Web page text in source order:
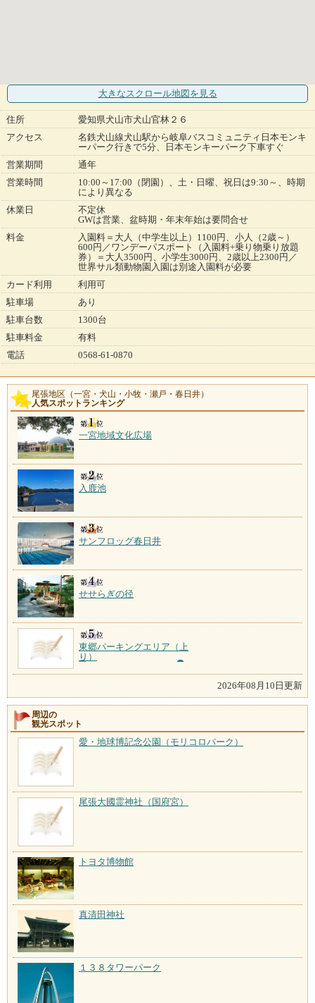
大きなスクロール地図 を見る
住所
愛知県犬山市犬山官林２６
アクセス
名鉄犬山線犬山駅から岐阜バスコミュニティ日本モンキ
ーパーク行きで5分、日本モンキーパーク下車すぐ
営業期間
通年
営業時間
10:00～17:00（閉園）、土・日曜、祝日は9:30～、時期
により異なる
休業日
不定休
GWは営業、盆時期・年末年始は要問合せ
料金
入園料＝大人（中学生以上）1100円、小人（2歳～）
600円／ワンデーパスポート（入園料+乗り物乗り放題
券）＝大人3500円、小学生3000円、2歳以上2300円／
世界サル類動物園入園は別途入園料が必要
カード利用
利用可
駐車場
あり
駐車台数
1300台
駐車料金
有料
電話
0568-61-0870
尾張地区（一宮・犬山・小牧・瀬戸・春日井）
人気スポットランキング
一宮地域文化広場
入鹿池
サンフロッグ春日井
せせらぎの径
東郷パーキングエリア（上
り）
2026年08月10日更新
周辺の
観光スポット
愛・地球博記念公園（モリコロパーク）
尾張大國霊神社（国府宮）
トヨタ博物館
真清田神社
１３８タワーパーク